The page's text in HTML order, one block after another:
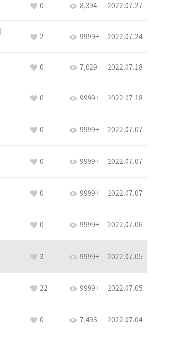
0 8,394 2022.07.27
2 9999+ 2022.07.24
0 7,029 2022.07.18
0 9999+ 2022.07.18
0 9999+ 2022.07.07
0 9999+ 2022.07.07
0 9999+ 2022.07.07
0 9999+ 2022.07.06
3 9999+ 2022.07.05
22 9999+ 2022.07.05
0 7,493 2022.07.04